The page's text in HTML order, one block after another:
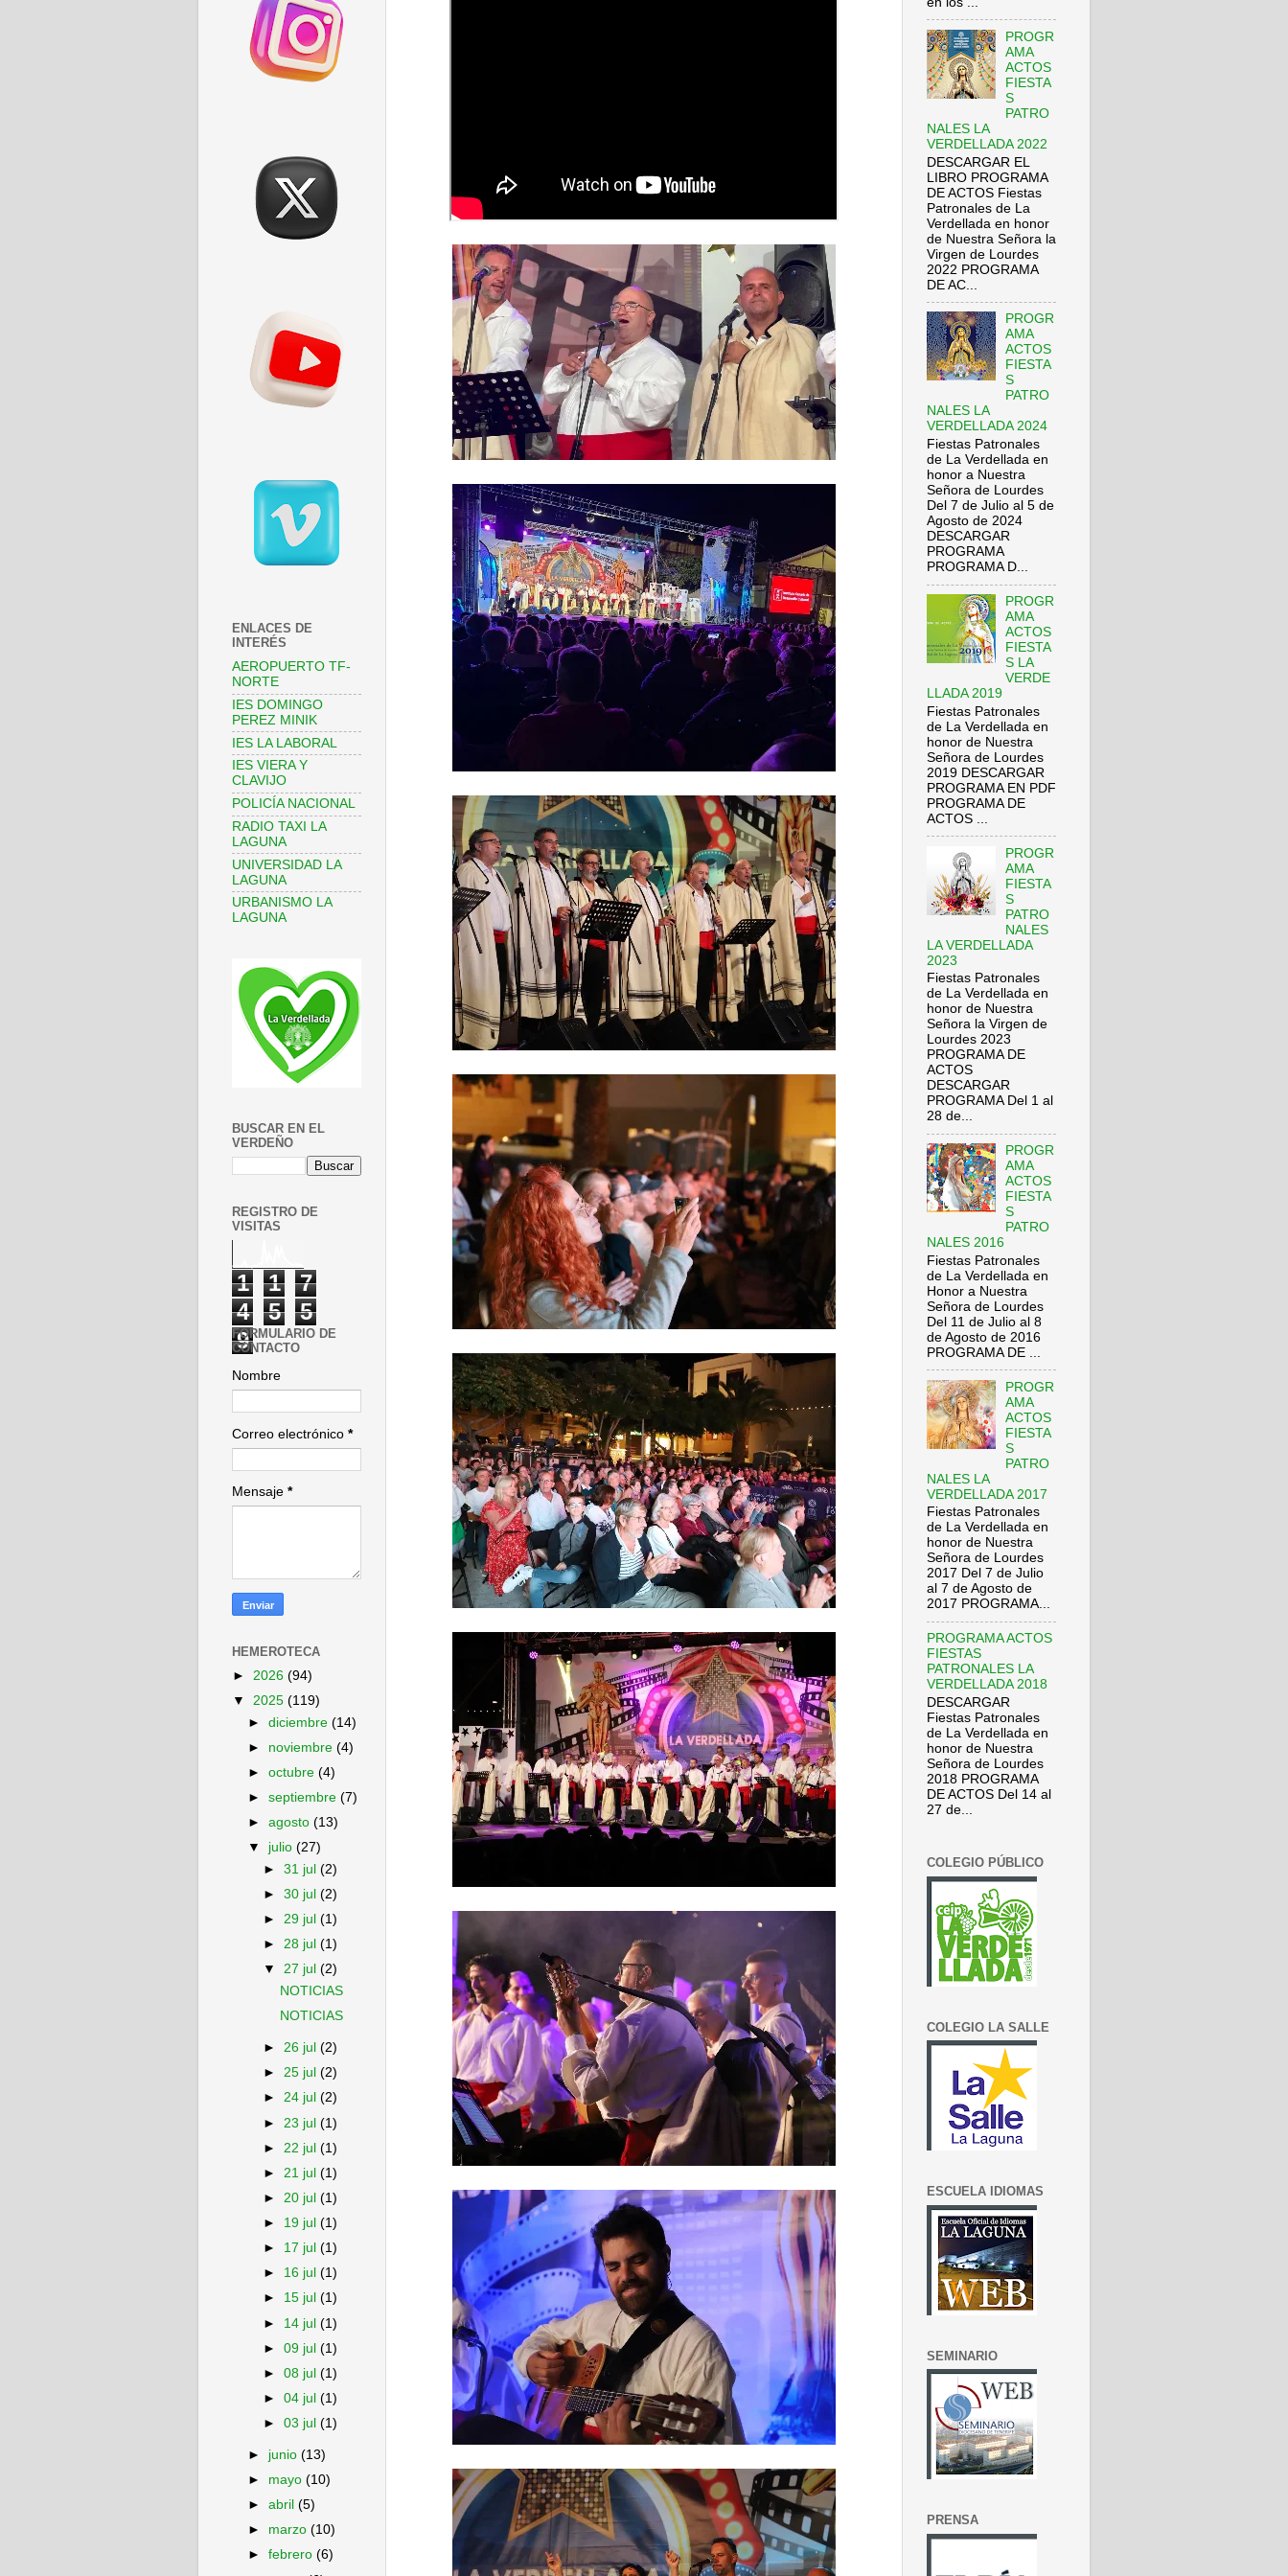
ENLACES DE
INTERÉS
AEROPUERTO TF-
NORTE
IES DOMINGO
PEREZ MINIK
IES LA LABORAL
IES VIERA Y
CLAVIJO
POLICÍA NACIONAL
RADIO TAXI LA
LAGUNA
UNIVERSIDAD LA
LAGUNA
URBANISMO LA
LAGUNA
BUSCAR EN EL
VERDEÑO
REGISTRO DE
VISITAS
1 1
7
4
5
5
9
FORMULARIO DE
CONTACTO
Nombre
Correo electrónico *
Mensaje *
HEMEROTECA
► 2026 (94)
▼ 2025 (119)
►diciembre(14)
► noviembre(4)
►octubre(4)
►septiembre(7)
►agosto(13)
▼ julio(27)
►31 jul(2)
►30 jul(2)
►29 jul(1)
►28 jul(1)
▼27 jul(2)
NOTICIAS
NOTICIAS
►26 jul(2)
►25 jul(2)
►24 jul(2)
► 23 jul(1)
► 22 jul(1)
► 21 jul(1)
► 20 jul(1)
► 19 jul(1)
► 17 jul(1)
► 16 jul(1)
► 15 jul(1)
► 14 jul(1)
►09 jul(1)
►08 jul(1)
►04 jul(1)
►03 jul(1)
► junio(13)
► mayo(10)
►abril(5)
► marzo(10)
►febrero(6)
PROGR
AMA
ACTOS
FIESTA
S
PATRO
NALES LA
VERDELLADA 2022
DESCARGAR EL
LIBRO PROGRAMA
DE ACTOS Fiestas
Patronales de La
Verdellada en honor
de Nuestra Señora la
Virgen de Lourdes
2022 PROGRAMA
DE AC...
PROGR
AMA
ACTOS
FIESTA
S
PATRO
NALES LA
VERDELLADA 2024
Fiestas Patronales
de La Verdellada en
honor a Nuestra
Señora de Lourdes
Del 7 de Julio al 5 de
Agosto de 2024
DESCARGAR
PROGRAMA
PROGRAMA D...
PROGR
AMA
ACTOS
FIESTA
S LA
VERDE
LLADA 2019
Fiestas Patronales
de La Verdellada en
honor de Nuestra
Señora de Lourdes
2019 DESCARGAR
PROGRAMA EN PDF
PROGRAMA DE
ACTOS ...
PROGR
AMA
FIESTA
S
PATRO
NALES
LA VERDELLADA
2023
Fiestas Patronales
de La Verdellada en
honor de Nuestra
Señora la Virgen de
Lourdes 2023
PROGRAMA DE
ACTOS
DESCARGAR
PROGRAMA Del 1 al
28 de...
PROGR
AMA
ACTOS
FIESTA
S
PATRO
NALES 2016
Fiestas Patronales
de La Verdellada en
Honor a Nuestra
Señora de Lourdes
Del 11 de Julio al 8
de Agosto de 2016
PROGRAMA DE ...
PROGR
AMA
ACTOS
FIESTA
S
PATRO
NALES LA
VERDELLADA 2017
Fiestas Patronales
de La Verdellada en
honor de Nuestra
Señora de Lourdes
2017 Del 7 de Julio
al 7 de Agosto de
2017 PROGRAMA...
PROGRAMA ACTOS
FIESTAS
PATRONALES LA
VERDELLADA 2018
DESCARGAR
Fiestas Patronales
de La Verdellada en
honor de Nuestra
Señora de Lourdes
2018 PROGRAMA
DE ACTOS Del 14 al
27 de...
COLEGIO PÚBLICO
COLEGIO LA SALLE
ESCUELA IDIOMAS
SEMINARIO
PRENSA